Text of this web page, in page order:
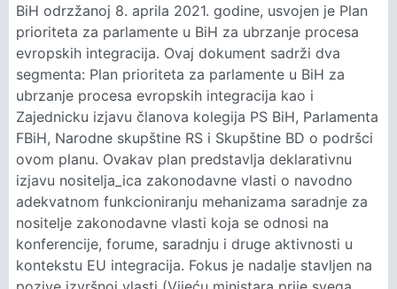
BiH odrzžanoj 8. aprila 2021. godine, usvojen je Plan
prioriteta za parlamente u BiH za ubrzanje procesa
evropskih integracija. Ovaj dokument sadrži dva
segmenta: Plan prioriteta za parlamente u BiH za
ubrzanje procesa evropskih integracija kao i
Zajednicku izjavu članova kolegija PS BiH, Parlamenta
FBiH, Narodne skupštine RS i Skupštine BD o podršci
ovom planu. Ovakav plan predstavlja deklarativnu
izjavu nositelja_ica zakonodavne vlasti o navodno
adekvatnom funkcioniranju mehanizama saradnje za
nositelje zakonodavne vlasti koja se odnosi na
konferencije, forume, saradnju i druge aktivnosti u
kontekstu EU integracija. Fokus je nadalje stavljen na